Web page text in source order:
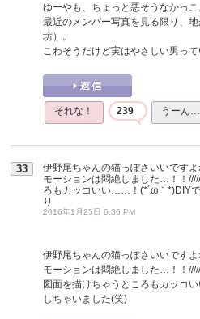
ゆーやも、ちょっと悪そうなかっこ
最近のメンバー写真を見る限り、
坊）。
こわそうだけど実はやさしい男っ
それな！ 239 うーん…
33
伊野尾ちゃんの猫っぽさいいです
モーションは悶絶しました…！！
ろもカッコいい……！(*´ω｀*)DIY
り
2016年1月25日 6:36 PM
伊野尾ちゃんの猫っぽさいいです
モーションは悶絶しました…！！
図面を描けちゃうところもカッコ
しちゃいました(笑)